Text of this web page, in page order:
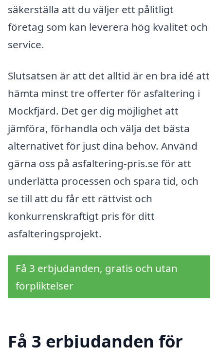
säkerställa att du väljer ett pålitligt
företag som kan leverera hög kvalitet och
service.
Slutsatsen är att det alltid är en bra idé att
hämta minst tre offerter för asfaltering i
Mockfjärd. Det ger dig möjlighet att
jämföra, förhandla och välja det bästa
alternativet för just dina behov. Använd
gärna oss på asfaltering-pris.se för att
underlätta processen och spara tid, och
se till att du får ett rättvist och
konkurrenskraftigt pris för ditt
asfalteringsprojekt.
Få 3 erbjudanden, gratis och utan
förpliktelser
Få 3 erbjudanden för